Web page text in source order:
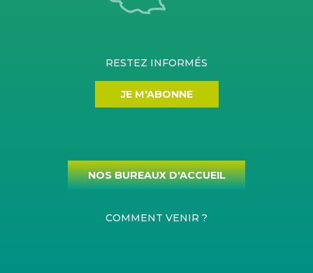
RESTEZ INFORMÉS
JE M'ABONNE
NOS BUREAUX D'ACCUEIL
COMMENT VENIR ?